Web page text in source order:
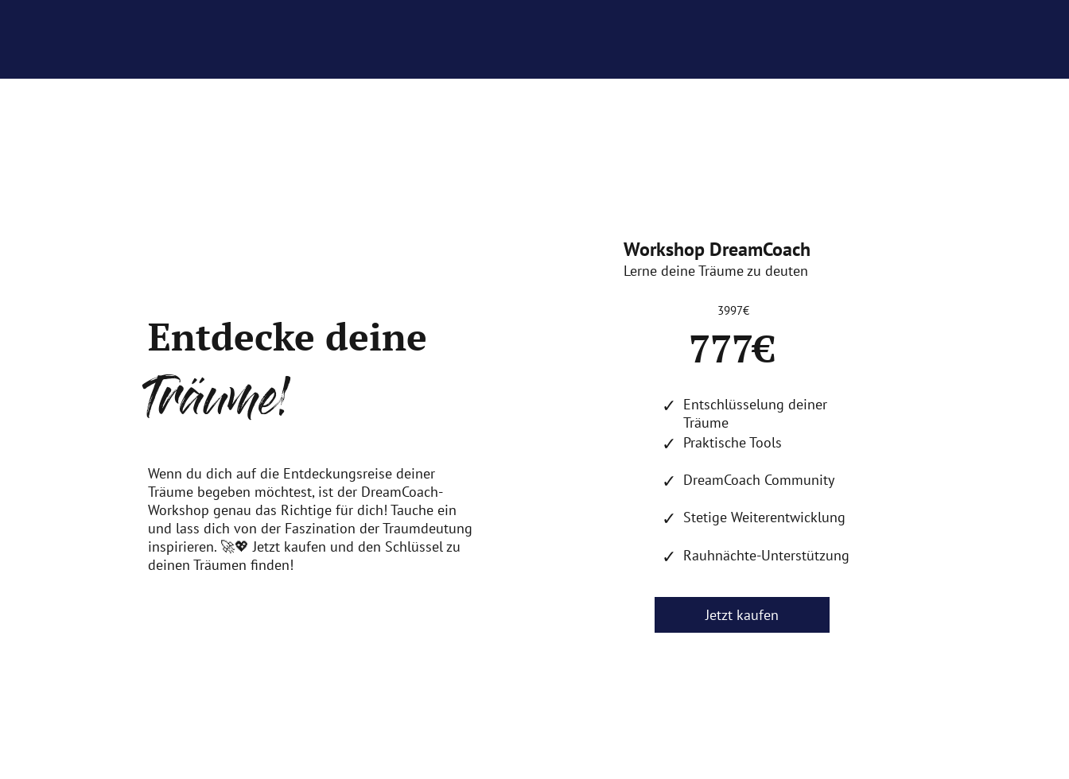
Entdecke deine
Träume!
Wenn du dich auf die Entdeckungsreise deiner
Träume begeben möchtest, ist der DreamCoach-
Workshop genau das Richtige für dich! Tauche ein
und lass dich von der Faszination der Traumdeutung
inspirieren. 🚀💖 Jetzt kaufen und den Schlüssel zu
deinen Träumen finden!
Workshop DreamCoach
Lerne deine Träume zu deuten
Entschlüsselung deiner
Träume
✓
Praktische Tools
✓
DreamCoach Community
✓
Stetige Weiterentwicklung
✓
Rauhnächte-Unterstützung
✓
Jetzt kaufen
777€
3997€